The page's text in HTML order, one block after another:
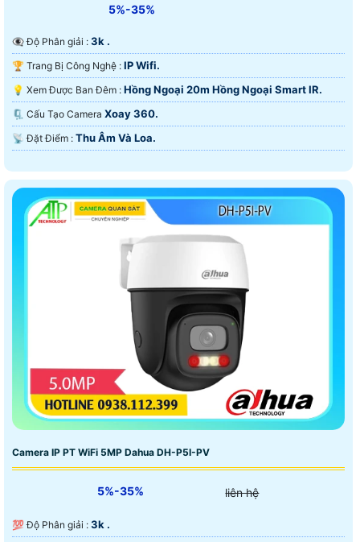
5%-35%
👁️‍🗨 Độ Phân giải : 3k .
🏆 Trang Bị Công Nghệ : IP Wifi.
💡 Xem Được Ban Đêm : Hồng Ngoại 20m Hồng Ngoại Smart IR.
🗜️ Cấu Tạo Camera Xoay 360.
️📡 Đặt Điểm : Thu Âm Và Loa.
Camera IP PT WiFi 5MP Dahua DH-P5I-PV
5%-35% liên hệ
💯 Độ Phân giải : 3k .